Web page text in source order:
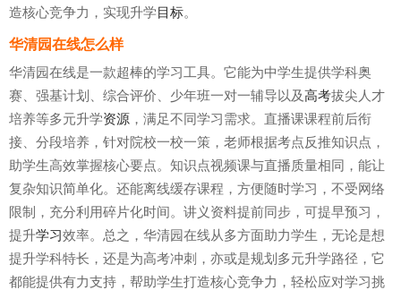
造核心竞争力，实现升学目标。
华清园在线怎么样
华清园在线是一款超棒的学习工具。它能为中学生提供学科奥
赛、强基计划、综合评价、少年班一对一辅导以及高考拔尖人才
培养等多元升学资源 ，满足不同学习需求。直播课课程前后衔
接、分段培养，针对院校一校一策，老师根据考点反推知识点，
助学生高效掌握核心要点。知识点视频课与直播质量相同，能让
复杂知识简单化。还能离线缓存课程，方便随时学习，不受网络
限制，充分利用碎片化时间。讲义资料提前同步，可提早预习，
提升学习效率。总之，华清园在线从多方面助力学生，无论是想
提升学科特长，还是为高考冲刺，亦或是规划多元升学路径，它
都能提供有力支持，帮助学生打造核心竞争力，轻松应对学习挑